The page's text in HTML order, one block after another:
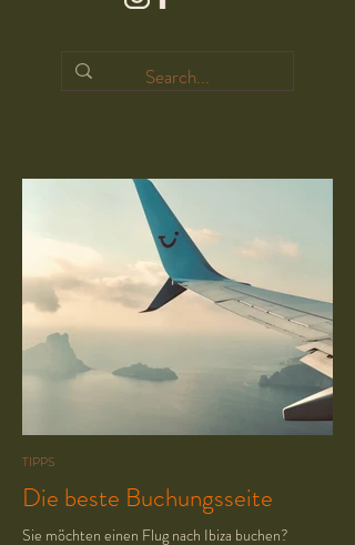
TIPPS
Die beste Buchungsseite
Sie möchten einen Flug nach Ibiza buchen?